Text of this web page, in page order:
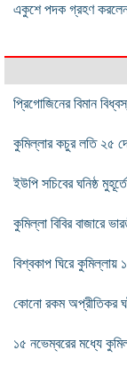
একুশে পদক গ্রহণ করলেন
প্রিগোজিনের বিমান
কুমিল্লার কচুর লতি ২৫
ইউপি সচিবের ঘনিষ্ঠ
কুমিল্লা বিবির বাজারে
বিশ্বকাপ ঘিরে
কোনো রকম অপ্রীতিকর
১৫ নভেম্বরের মধ্যে